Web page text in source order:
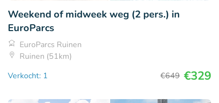
Weekend of midweek weg (2 pers.) in
EuroParcs
EuroParcs Ruinen
Ruinen (51km)
Verkocht: 1
€649 €329